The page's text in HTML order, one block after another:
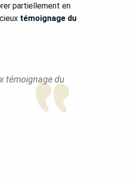
partiellement en
témoignage du
témoignage du